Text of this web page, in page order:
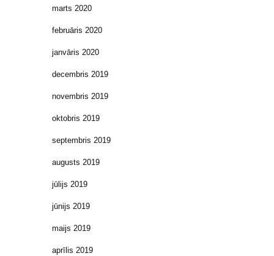
marts 2020
februāris 2020
janvāris 2020
decembris 2019
novembris 2019
oktobris 2019
septembris 2019
augusts 2019
jūlijs 2019
jūnijs 2019
maijs 2019
aprīlis 2019